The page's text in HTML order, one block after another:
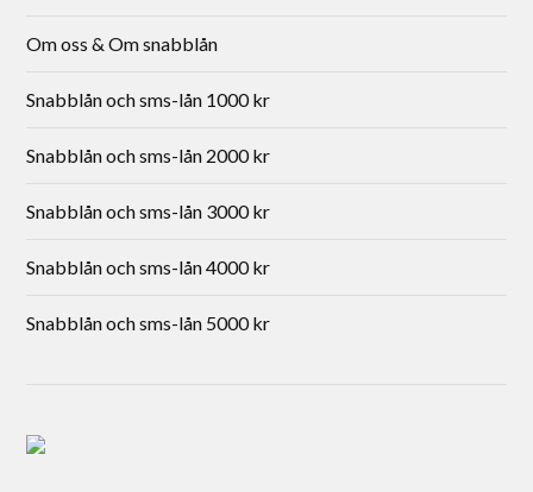
Om oss & Om snabblån
Snabblån och sms-lån 1000 kr
Snabblån och sms-lån 2000 kr
Snabblån och sms-lån 3000 kr
Snabblån och sms-lån 4000 kr
Snabblån och sms-lån 5000 kr